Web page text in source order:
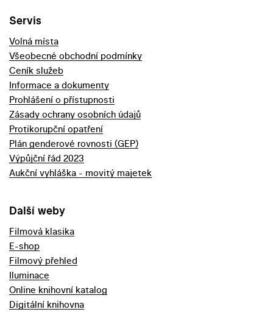
Servis
Volná místa
Všeobecné obchodní podmínky
Ceník služeb
Informace a dokumenty
Prohlášení o přístupnosti
Zásady ochrany osobních údajů
Protikorupční opatření
Plán genderové rovnosti (GEP)
Výpůjční řád 2023
Aukční vyhláška - movitý majetek
Další weby
Filmová klasika
E-shop
Filmový přehled
Iluminace
Online knihovní katalog
Digitální knihovna